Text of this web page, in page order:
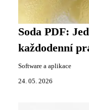
Soda PDF:
každodenní
Software a aplikace
24. 05. 2026